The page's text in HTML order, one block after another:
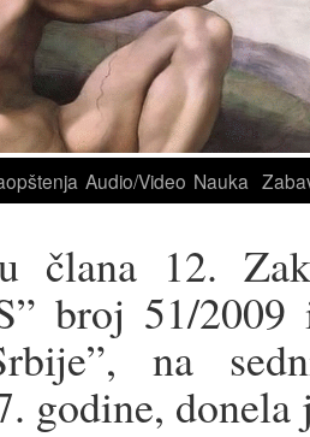
Audio/Video Nauka
člana 12.
broj 51/
na
godine, donela